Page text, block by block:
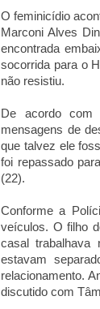
O feminicídio
Marconi Alves
encontrada
socorrida para o
não resistiu.
De acordo com
mensagens de
que talvez ele
foi repassado
(22).
Conforme a
veículos. O filho
casal trabalhava
estavam
relacionamento.
discutido com